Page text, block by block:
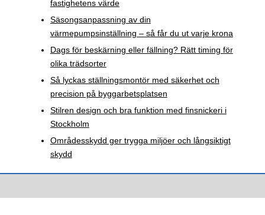
fastighetens värde
Säsongsanpassning av din
värmepumpsinställning – så får du ut varje krona
Dags för beskärning eller fällning? Rätt timing för
olika trädsorter
Så lyckas ställningsmontör med säkerhet och
precision på byggarbetsplatsen
Stilren design och bra funktion med finsnickeri i
Stockholm
Områdesskydd ger trygga miljöer och långsiktigt
skydd